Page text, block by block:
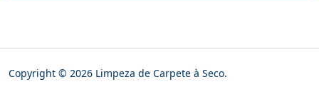
Copyright © 2026 Limpeza de Carpete à Seco.